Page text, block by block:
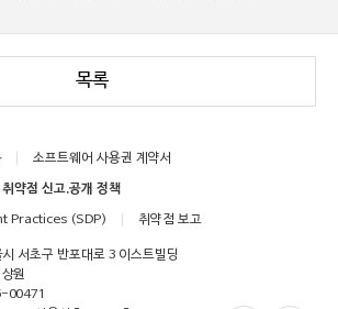
목록
소프트웨어 사용권 계약서
취약점 신고.공개 정책
Practices (SDP)
취약점 보고
서초구 반포대로 3 이스트빌딩
원
00471